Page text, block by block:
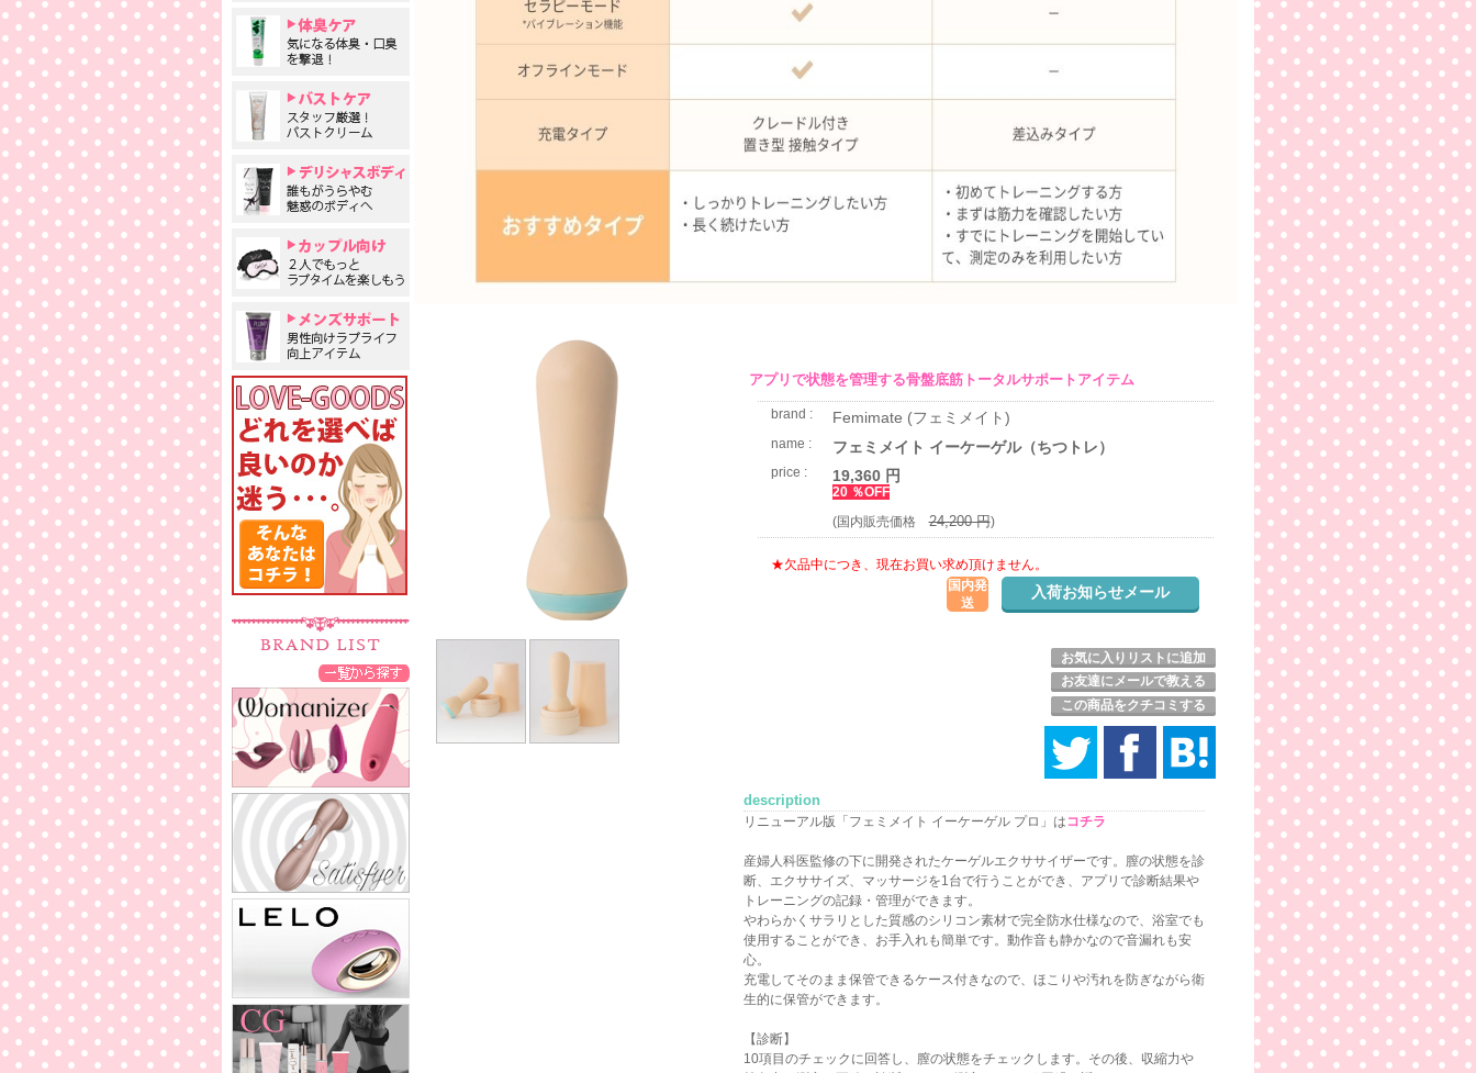
アプリで状態を管理する骨盤底筋トータルサポートアイテム
brand : Femimate (フェミメイト)
name : フェミメイト イーケーゲル（ちつトレ）
price : 19,360 円
20 ％OFF
(国内販売価格24,200 円)
★欠品中につき、現在お買い求め頂けません。
国内発
送
お気に入りリストに追加
お友達にメールで教える
この商品をクチコミする
description
リニューアル版「フェミメイト イーケーゲル プロ」は コチラ
産婦人科医監修の下に開発されたケーゲルエクササイザーです。膣の状態を診
断、エクササイズ、マッサージを1台で行うことができ、アプリで診断結果や
トレーニングの記録・管理ができます。
やわらかくサラリとした質感のシリコン素材で完全防水仕様なので、浴室でも
使用することができ、お手入れも簡単です。動作音も静かなので音漏れも安
心。
充電してそのまま保管できるケース付きなので、ほこりや汚れを防ぎながら衛
生的に保管ができます。
【診断】
10項目のチェックに回答し、膣の状態をチェックします。その後、収縮力や